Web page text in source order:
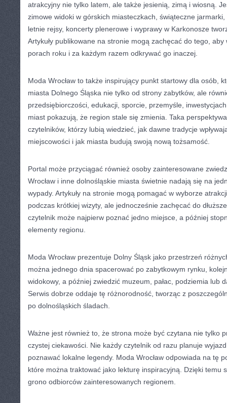
atrakcyjny nie tylko latem, ale także jesienią, zimą i wiosną.
zimowe widoki w górskich miasteczkach, świąteczne
letnie rejsy, koncerty plenerowe i wyprawy w Karkonosze
Artykuły publikowane na stronie mogą zachęcać do tego,
porach roku i za każdym razem odkrywać go inaczej.
Moda Wrocław to także inspirujący punkt startowy dla osób,
miasta Dolnego Śląska nie tylko od strony zabytków, ale
przedsiębiorczości, edukacji, sporcie, przemyśle,
miast pokazują, że region stale się zmienia. Taka
czytelników, którzy lubią wiedzieć, jak dawne tradycje
miejscowości i jak miasta budują swoją nową tożsamość.
Portal może przyciągać również osoby zainteresowane
Wrocław i inne dolnośląskie miasta świetnie nadają się na
wypady. Artykuły na stronie mogą pomagać w wyborze
podczas krótkiej wizyty, ale jednocześnie zachęcać do
czytelnik może najpierw poznać jedno miejsce, a później
elementy regionu.
Moda Wrocław prezentuje Dolny Śląsk jako przestrzeń
można jednego dnia spacerować po zabytkowym rynku,
widokowy, a później zwiedzić muzeum, pałac, podziemia lub
Serwis dobrze oddaje tę różnorodność, tworząc z
po dolnośląskich śladach.
Ważne jest również to, że strona może być czytana nie tylko
czystej ciekawości. Nie każdy czytelnik od razu planuje
poznawać lokalne legendy. Moda Wrocław odpowiada na tę
które można traktować jako lekturę inspiracyjną. Dzięki temu
grono odbiorców zainteresowanych regionem.